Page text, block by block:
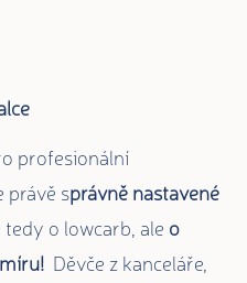
profesionální
právě správně nastavené
tedy o lowcarb, ale o
Děvče z kanceláře,